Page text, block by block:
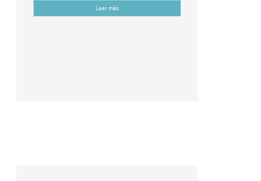
Leer más